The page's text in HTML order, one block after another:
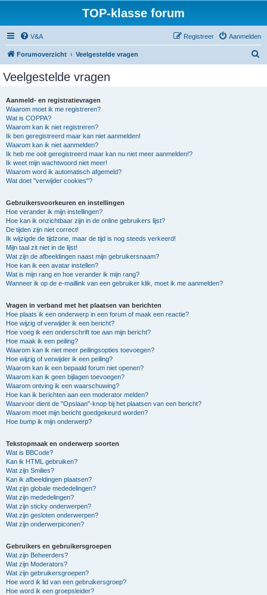
TOP-klasse forum
V&A Aanmelden
Registreer
Forumoverzicht Veelgestelde vragen
Veelgestelde vragen
Aanmeld- en registratievragen
Waarom moet ik me registreren?
Wat is COPPA?
Waarom kan ik niet registreren?
Ik ben geregistreerd maar kan niet aanmelden!
Waarom kan ik niet aanmelden?
Ik heb me ooit geregistreerd maar kan nu niet meer aanmelden!?
Ik weet mijn wachtwoord niet meer!
Waarom word ik automatisch afgemeld?
Wat doet "verwijder cookies"?
Gebruikersvoorkeuren en instellingen
Hoe verander ik mijn instellingen?
Hoe kan ik onzichtbaar zijn in de online gebruikers lijst?
De tijden zijn niet correct!
Ik wijzigde de tijdzone, maar de tijd is nog steeds verkeerd!
Mijn taal zit niet in de lijst!
Wat zijn de afbeeldingen naast mijn gebruikersnaam?
Hoe kan ik een avatar instellen?
Wat is mijn rang en hoe verander ik mijn rang?
Wanneer ik op de e-maillink van een gebruiker klik, moet ik me aanmelden?
Vragen in verband met het plaatsen van berichten
Hoe plaats ik een onderwerp in een forum of maak een reactie?
Hoe wijzig of verwijder ik een bericht?
Hoe voeg ik een onderschrift toe aan mijn bericht?
Hoe maak ik een peiling?
Waarom kan ik niet meer peilingsopties toevoegen?
Hoe wijzig of verwijder ik een peiling?
Waarom kan ik een bepaald forum niet openen?
Waarom kan ik geen bijlagen toevoegen?
Waarom ontving ik een waarschuwing?
Hoe kan ik berichten aan een moderator melden?
Waarvoor dient de "Opslaan"-knop bij het plaatsen van een bericht?
Waarom moet mijn bericht goedgekeurd worden?
Hoe bump ik mijn onderwerp?
Tekstopmaak en onderwerp soorten
Wat is BBCode?
Kan ik HTML gebruiken?
Wat zijn Smilies?
Kan ik afbeeldingen plaatsen?
Wat zijn globale mededelingen?
Wat zijn mededelingen?
Wat zijn sticky onderwerpen?
Wat zijn gesloten onderwerpen?
Wat zijn onderwerpiconen?
Gebruikers en gebruikersgroepen
Wat zijn Beheerders?
Wat zijn Moderators?
Wat zijn gebruikersgroepen?
Hoe word ik lid van een gebruikersgroep?
Hoe word ik een groepsleider?